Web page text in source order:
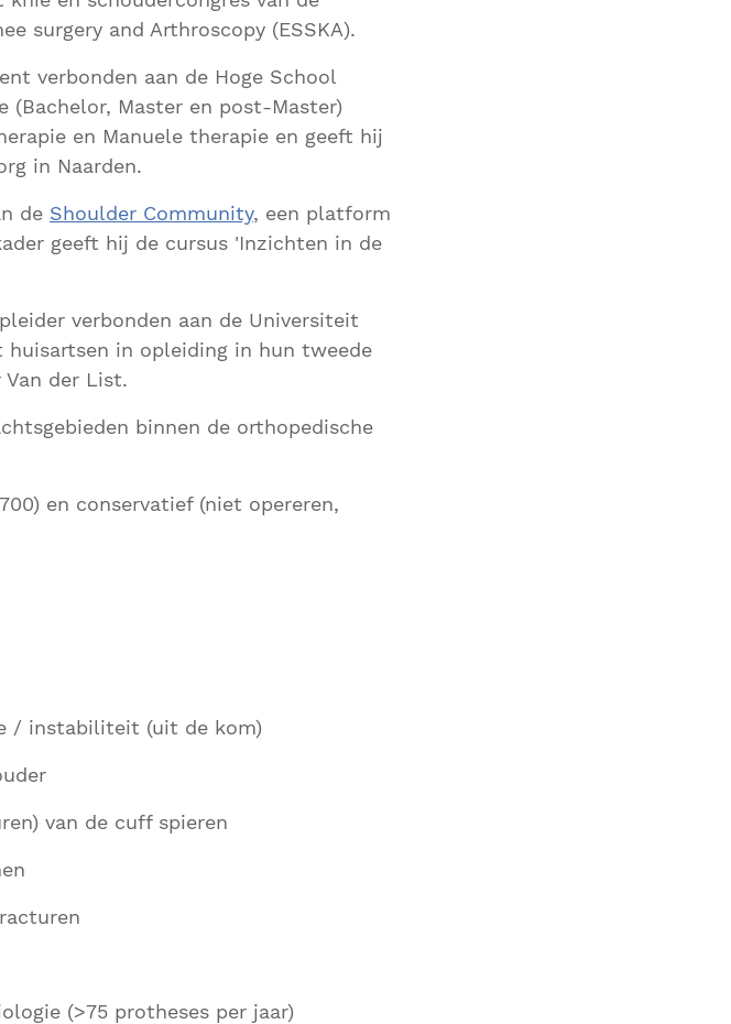
surgery and Arthroscopy (ESSKA).
verbonden aan de Hoge School
Master en post-Master)
en Manuele therapie en geeft hij
in Naarden.
de Shoulder Community, een platform
geeft hij de cursus 'Inzichten in de
verbonden aan de Universiteit
huisartsen in opleiding in hun tweede
der List.
binnen de orthopedische
en conservatief (niet opereren,
/ instabiliteit (uit de kom)
van de cuff spieren
(>75 protheses per jaar)